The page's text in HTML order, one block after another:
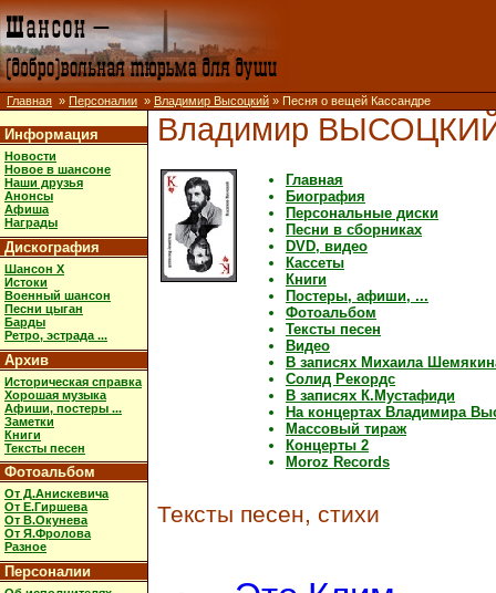
Главная » Персоналии » Владимир Высоцкий » Песня о вещей Кассандре
Информация
Новости
Новое в шансоне
Наши друзья
Анонсы
Афиша
Награды
Дискография
Шансон X
Истоки
Военный шансон
Песни цыган
Барды
Ретро, эстрада ...
Архив
Историческая справка
Хорошая музыка
Афиши, постеры ...
Заметки
Книги
Тексты песен
Фотоальбом
От Д.Анискевича
От Е.Гиршева
От В.Окунева
От Я.Фролова
Разное
Персоналии
Владимир
Главная
Биография
Персональные диски
Песни в сборниках
DVD, видео
Кассеты
Книги
Постеры, афиши, ...
Фотоальбом
Тексты песен
Видео
В записях Михаила
Солид Рекордс
В записях К.Мустафиди
На концертах Владимира
Массовый тираж
Концерты 2
Moroz Records
Тексты песен, стихи